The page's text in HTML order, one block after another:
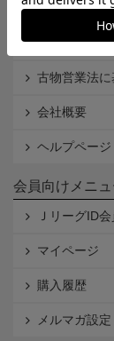
Cookieポリ
特定商取引
古物営業法
会社概要
ヘルプページ
会員向けメニュ
ＪリーグID
マイページ
購入履歴
メルマガ設定